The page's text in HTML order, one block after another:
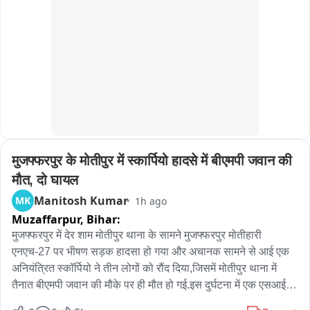
मुजफ्फरपुर के मोतीपुर में स्कार्पियो हादसे में बीएमपी जवान की
मौत, दो घायल
MK Manitosh Kumar 1h ago
Muzaffarpur, Bihar:
मुजफ्फरपुर में देर शाम मोतीपुर थाना के सामने मुजफ्फरपुर मोतीहारी
एनएच-27 पर भीषण सड़क हादसा हो गया और अचानक सामने से आई एक
अनियंत्रित स्कॉर्पियो ने तीन लोगों को रौंद दिया,जिसमें मोतीपुर थाना में
तैनात बीएमपी जवान की मौके पर ही मौत हो गई.इस दुर्घटना में एक एसआई